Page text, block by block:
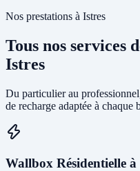
Nos prestations à Istres
Tous nos services
Istres
Du particulier au
de recharge adaptée à chaque
Wallbox Résidentielle à